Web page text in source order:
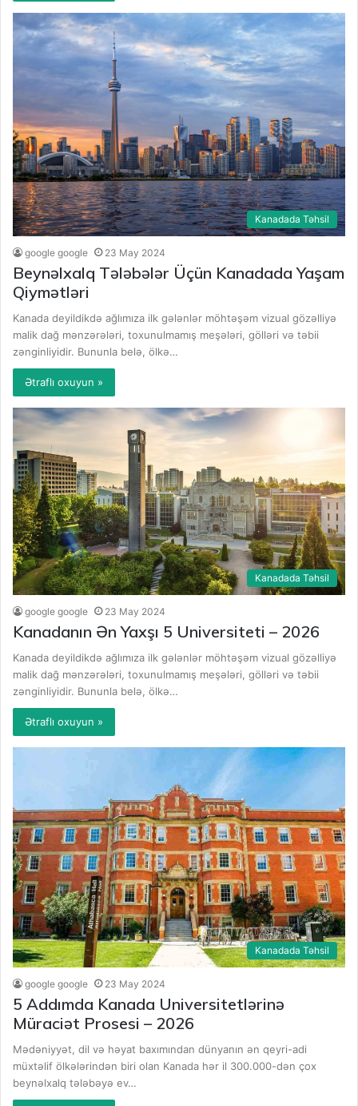
Kanadada Təhsil
google google 23 May 2024
Beynəlxalq Tələbələr Üçün Kanadada Yaşam
Qiymətləri
Kanada deyildikdə ağlımıza ilk gələnlər möhtəşəm vizual gözəlliyə
malik dağ mənzərələri, toxunulmamış meşələri, gölləri və təbii
zənginliyidir. Bununla belə, ölkə…
Ətraflı oxuyun »
Kanadada Təhsil
google google 23 May 2024
Kanadanın Ən Yaxşı 5 Universiteti – 2026
Kanada deyildikdə ağlımıza ilk gələnlər möhtəşəm vizual gözəlliyə
malik dağ mənzərələri, toxunulmamış meşələri, gölləri və təbii
zənginliyidir. Bununla belə, ölkə…
Ətraflı oxuyun »
Kanadada Təhsil
google google 23 May 2024
5 Addımda Kanada Universitetlərinə
Müraciət Prosesi – 2026
Mədəniyyət, dil və həyat baxımından dünyanın ən qeyri-adi
müxtəlif ölkələrindən biri olan Kanada hər il 300.000-dən çox
beynəlxalq tələbəyə ev…